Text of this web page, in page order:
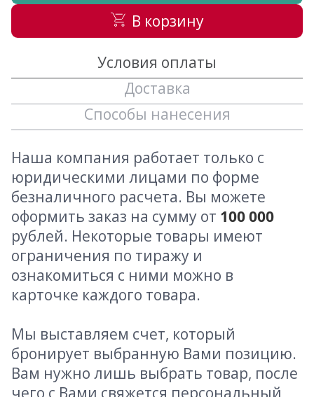
В корзину
Условия оплаты
Доставка
Способы нанесения
Наша компания работает только с
юридическими лицами по форме
безналичного расчета. Вы можете
оформить заказ на сумму от 100 000
рублей. Некоторые товары имеют
ограничения по тиражу и
ознакомиться с ними можно в
карточке каждого товара.
Мы выставляем счет, который
бронирует выбранную Вами позицию.
Вам нужно лишь выбрать товар, после
чего с Вами свяжется персональный